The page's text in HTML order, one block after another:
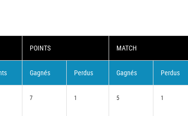
POINTS MATCH
Gagnés Perdus Gagnés Perdus
7 1 5 1